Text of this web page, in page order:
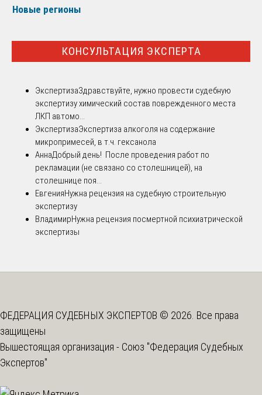
Новые регионы
КОНСУЛЬТАЦИЯ ЭКСПЕРТА
ЭкспертизаЗдравствуйте, нужно провести судебную
экспертизу химический состав поврежденного места
ЛКП автомо...
ЭкспертизаЭкспертиза алкоголя на содержание
микропримесей, в т.ч. гексанола
АннаДобрый день! После проведения работ по
рекламации (не связано со столешницей), на
столешнице поя...
ЕвгенияНужна рецензия на судебную строительную
экспертизу
ВладимирНужна рецензия посмертной психиатрической
экспертизы
ФЕДЕРАЦИЯ СУДЕБНЫХ ЭКСПЕРТОВ © 2026. Все права
защищены
Вышестоящая организация - Союз "Федерация Судебных
Экспертов"